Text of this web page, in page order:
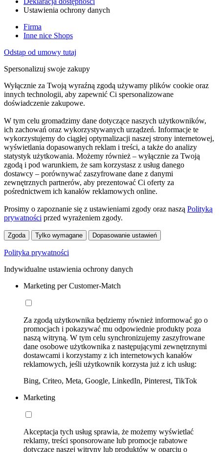
Ustawienia ochrony danych
Firma
Inne nice Shops
Odstąp od umowy tutaj
Spersonalizuj swoje zakupy
Wyłącznie za Twoją wyraźną zgodą używamy plików cookie oraz
innych technologii, aby zapewnić Ci spersonalizowane
doświadczenie zakupowe.
W tym celu gromadzimy dane dotyczące naszych użytkowników,
ich zachowań oraz wykorzystywanych urządzeń. Informacje te
wykorzystujemy do ciągłej optymalizacji naszej strony internetowej,
wyświetlania dopasowanych reklam i treści, a także do analizy
statystyk użytkowania. Możemy również – wyłącznie za Twoją
zgodą i pod warunkiem, że sam korzystasz z usług danego
dostawcy – porównywać zaszyfrowane dane z danymi
zewnętrznych partnerów, aby prezentować Ci oferty za
pośrednictwem ich kanałów reklamowych online.
Prosimy o zapoznanie się z ustawieniami zgody oraz naszą Polityką
prywatności przed wyrażeniem zgody.
Zgoda Tylko wymagane Dopasowanie ustawień
Polityka prywatności
Indywidualne ustawienia ochrony danych
Marketing per Customer-Match
Za zgodą użytkownika będziemy również informować go o
promocjach i pokazywać mu odpowiednie produkty poza
naszą witryną. W tym celu synchronizujemy zaszyfrowane
dane osobowe użytkownika z następującymi zewnętrznymi
dostawcami i korzystamy z ich internetowych kanałów
reklamowych, jeśli użytkownik korzysta już z ich usług:
Bing, Criteo, Meta, Google, LinkedIn, Pinterest, TikTok
Marketing
Akceptacja tych usług sprawia, że możemy wyświetlać
reklamy, treści sponsorowane lub promocje rabatowe
dotyczące naszej witryny lub produktów w oparciu o